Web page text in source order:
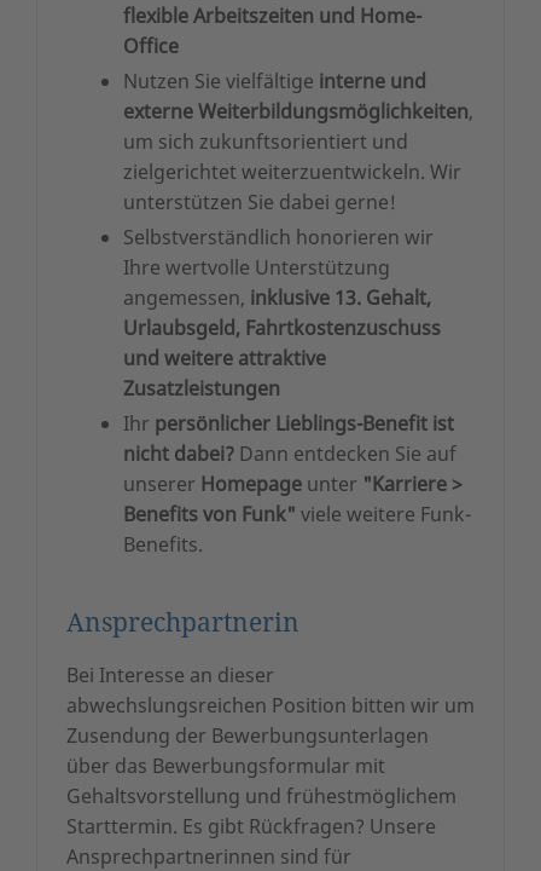
flexible Arbeitszeiten und Home-
Office
Nutzen Sie vielfältige interne und
externe Weiterbildungsmöglichkeiten,
um sich zukunftsorientiert und
zielgerichtet weiterzuentwickeln. Wir
unterstützen Sie dabei gerne!
Selbstverständlich honorieren wir
Ihre wertvolle Unterstützung
angemessen, inklusive 13. Gehalt,
Urlaubsgeld, Fahrtkostenzuschuss
und weitere attraktive
Zusatzleistungen
Ihr persönlicher Lieblings-Benefit ist
nicht dabei? Dann entdecken Sie auf
unserer Homepage unter "Karriere >
Benefits von Funk" viele weitere Funk-
Benefits.
Ansprechpartnerin
Bei Interesse an dieser
abwechslungsreichen Position bitten wir um
Zusendung der Bewerbungsunterlagen
über das Bewerbungsformular mit
Gehaltsvorstellung und frühestmöglichem
Starttermin. Es gibt Rückfragen? Unsere
Ansprechpartnerinnen sind für